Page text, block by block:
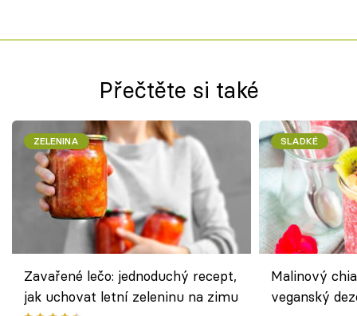
Přečtěte si také
ZELENINA
Zavařené lečo: jednoduchý recept,
jak uchovat letní zeleninu na zimu
SLADKÉ
Malinový
veganský